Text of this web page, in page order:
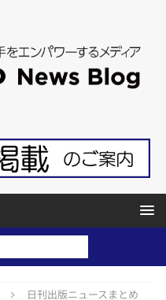
日刊出版ニュースまとめ